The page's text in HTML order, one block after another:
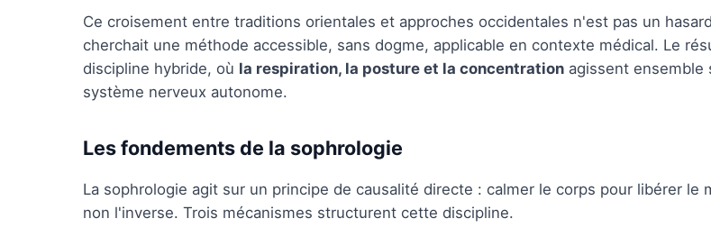
Ce croisement entre traditions orientales et approches occidentales n'est pas un
cherchait une méthode accessible, sans dogme, applicable en contexte médical. Le
discipline hybride, où la respiration, la posture et la concentration agissent ensemble
système nerveux autonome.
Les fondements de la sophrologie
La sophrologie agit sur un principe de causalité directe : calmer le corps pour libérer le
non l'inverse. Trois mécanismes structurent cette discipline.